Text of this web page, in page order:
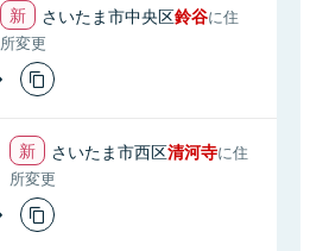
さいたま市中央区鈴谷に住
所変更
さいたま市西区清河寺に住
所変更